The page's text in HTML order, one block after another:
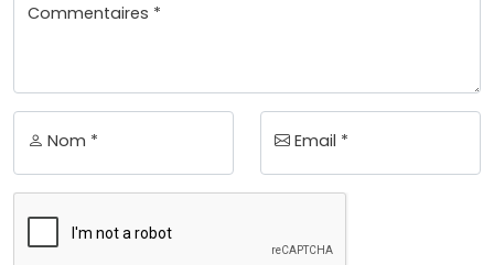
Commentaires *
Nom * Email *